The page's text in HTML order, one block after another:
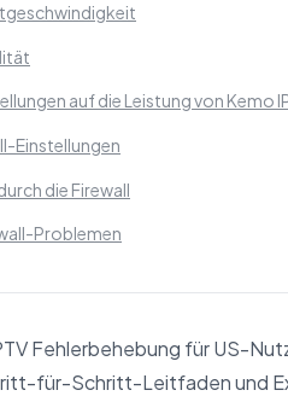
auf die Leistung von Kemo
Einstellungen
die Firewall
Problemen
Fehlerbehebung für US-
für-Schritt-Leitfaden und